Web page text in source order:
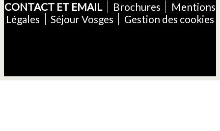
CONTACT ET EMAIL
Brochures
Mentions
Légales
Séjour Vosges Gestion des cookies